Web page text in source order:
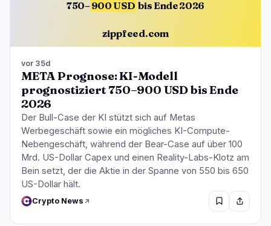
750–900 USD bis Ende 2026
zippfeed.com
vor 35d
META Prognose: KI-Modell
prognostiziert 750–900 USD bis Ende
2026
Der Bull-Case der KI stützt sich auf Metas
Werbegeschäft sowie ein mögliches KI-Compute-
Nebengeschäft, während der Bear-Case auf über 100
Mrd. US-Dollar Capex und einen Reality-Labs-Klotz am
Bein setzt, der die Aktie in der Spanne von 550 bis 650
US-Dollar hält.
Crypto News